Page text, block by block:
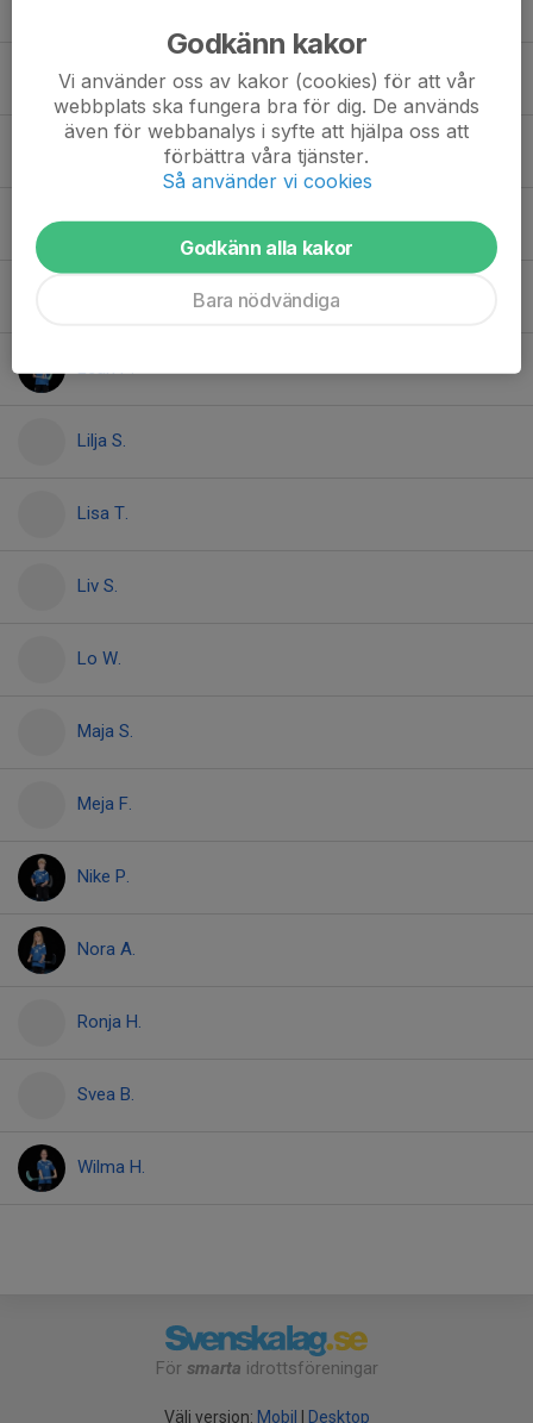
Emma v.
Julie B.
Leah P.
Lilja S.
Lisa T.
Liv S.
Lo W.
Maja S.
Meja F.
Nike P.
Nora A.
Ronja H.
Svea B.
Wilma H.
För smarta idrottsföreningar
Välj version: Mobil Desktop
Godkänn kakor
Vi använder oss av kakor (cookies) för att vår
webbplats ska fungera bra för dig. De används
även för webbanalys i syfte att hjälpa oss att
förbättra våra tjänster.
Så använder vi cookies
Godkänn alla kakor
Bara nödvändiga